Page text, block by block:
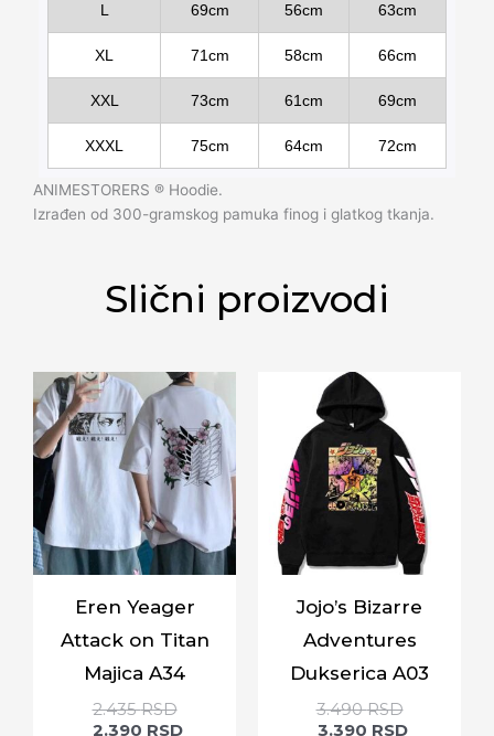
L 69cm 56cm 63cm
XL 71cm 58cm 66cm
XXL 73cm 61cm 69cm
XXXL 75cm 64cm 72cm
ANIMESTORERS ®️ Hoodie.
Izrađen od 300-gramskog pamuka finog i glatkog tkanja.
Slični proizvodi
Eren Yeager
Attack on Titan
Majica A34
2.435RSD
2.390 RSD
Jojo’s Bizarre
Adventures
Dukserica A03
3.490RSD
3.390 RSD